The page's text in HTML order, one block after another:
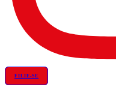
FILIE-SE